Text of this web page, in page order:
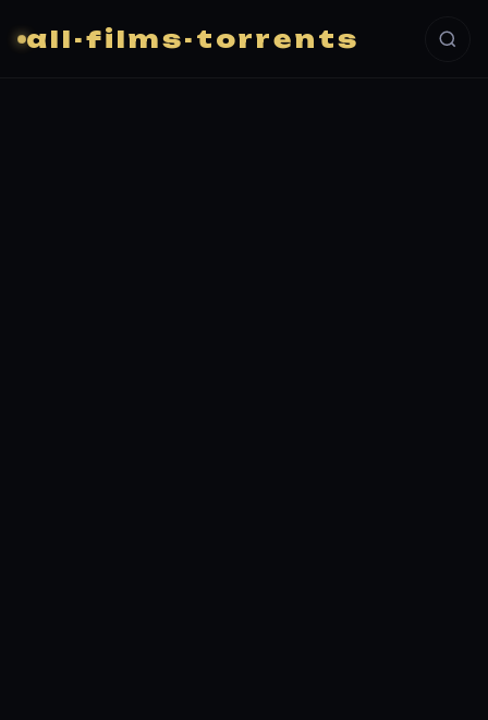
all-films-torrents